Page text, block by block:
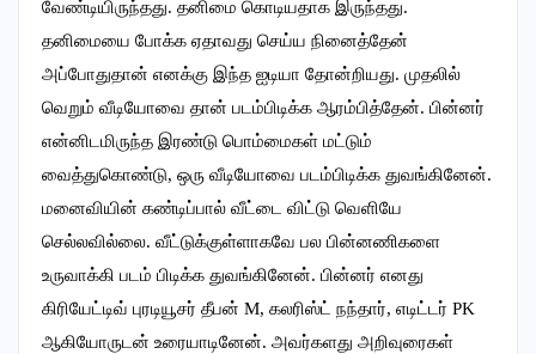
வேண்டியிருந்தது. தனிமை கொடியதாக இருந்தது.
தனிமையை போக்க ஏதாவது செய்ய நினைத்தேன்
அப்போதுதான் எனக்கு இந்த ஐடியா தோன்றியது. முதலில்
வெறும் வீடியோவை தான் படம்பிடிக்க ஆரம்பித்தேன். பின்னர்
என்னிடமிருந்த இரண்டு பொம்மைகள் மட்டும்
வைத்துகொண்டு, ஒரு வீடியோவை படம்பிடிக்க துவங்கினேன்.
மனைவியின் கண்டிப்பால் வீட்டை விட்டு வெளியே
செல்லவில்லை. வீட்டுக்குள்ளாகவே பல பின்னணிகளை
உருவாக்கி படம் பிடிக்க துவங்கினேன். பின்னர் எனது
கிரியேட்டிவ் புரடியூசர் தீபன் M, கலரிஸ்ட் நந்தார், எடிட்டர் PK
ஆகியோருடன் உரையாடினேன். அவர்களது அறிவுரைகள்